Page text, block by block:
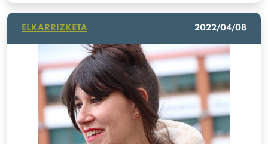
ELKARRIZKETA 2022/04/08